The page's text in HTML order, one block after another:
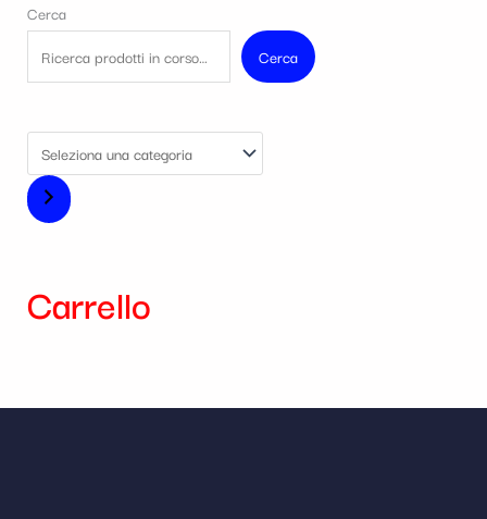
Cerca
Cerca
Carrello